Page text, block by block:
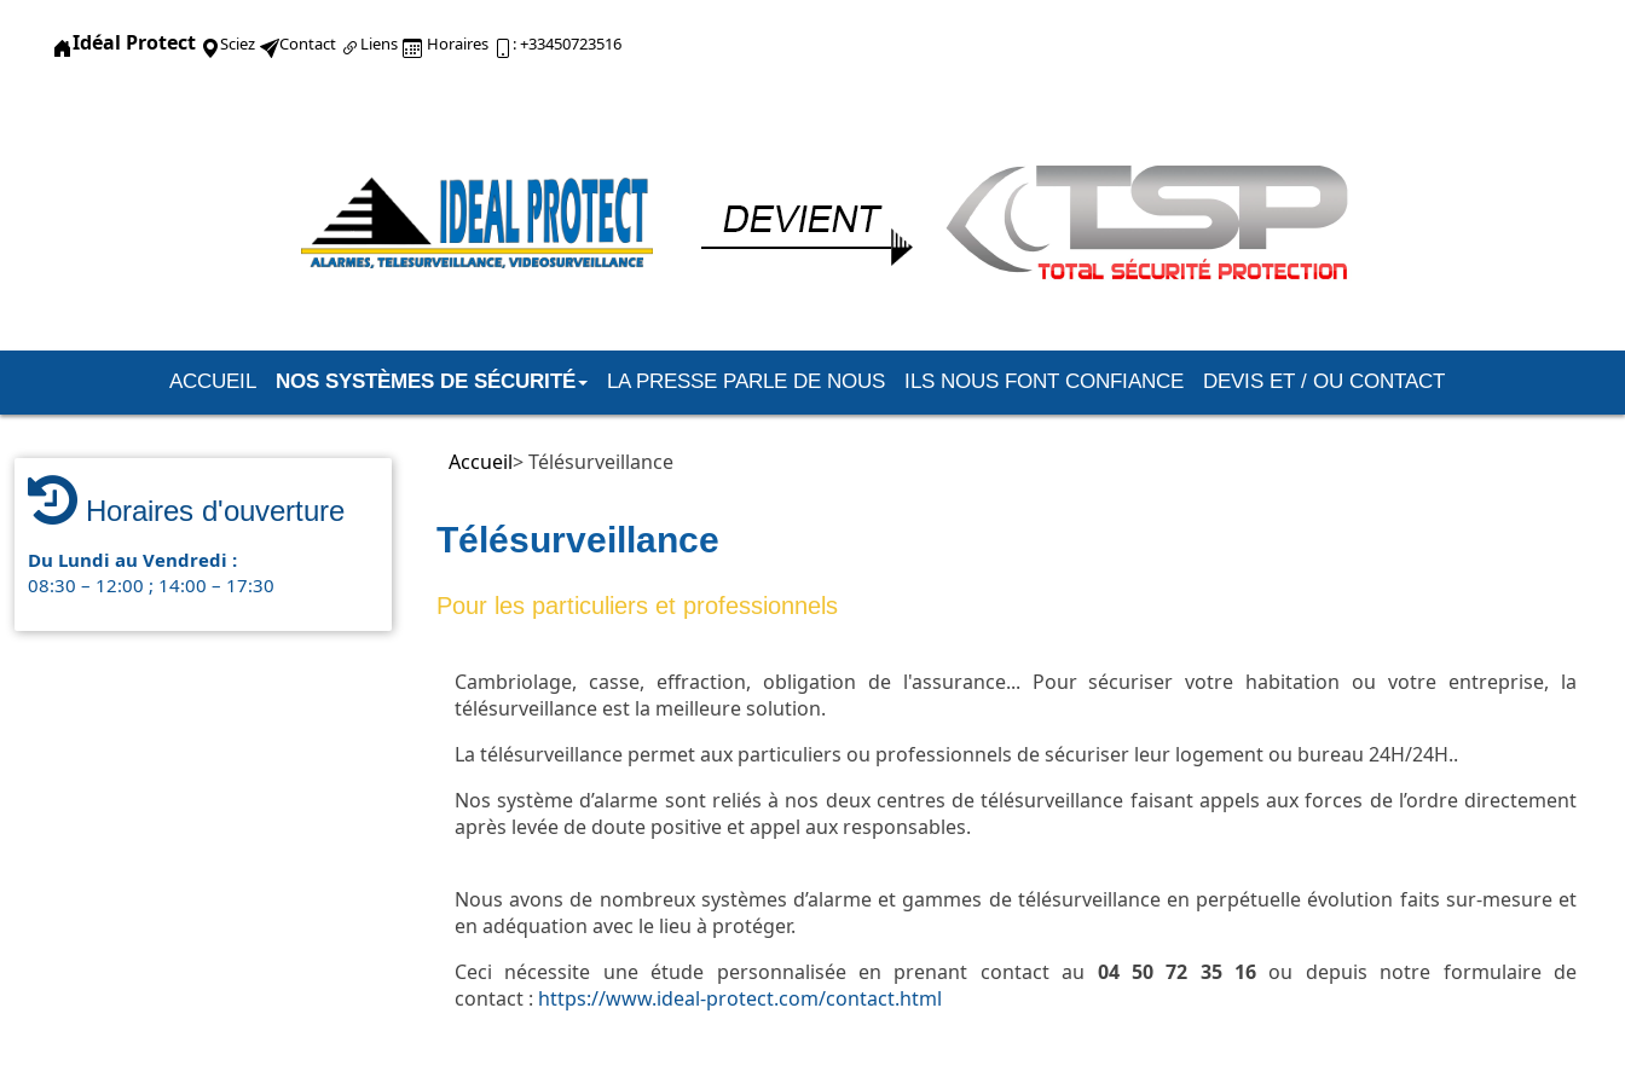
Idéal Protect Sciez Contact Liens Horaires : +33450723516
ACCUEIL NOS SYSTÈMES DE SÉCURITÉ LA PRESSE PARLE DE NOUS ILS NOUS FONT CONFIANCE DEVIS ET / OU CONTACT
Accueil> Télésurveillance
Télésurveillance
Pour les particuliers et professionnels
Cambriolage, casse, effraction, obligation de l'assurance... Pour sécuriser votre habitation ou votre entreprise, la
télésurveillance est la meilleure solution.
La télésurveillance permet aux particuliers ou professionnels de sécuriser leur logement ou bureau 24H/24H..
Nos système d’alarme sont reliés à nos deux centres de télésurveillance faisant appels aux forces de l’ordre directement
après levée de doute positive et appel aux responsables.
Nous avons de nombreux systèmes d’alarme et gammes de télésurveillance en perpétuelle évolution faits sur-mesure et
en adéquation avec le lieu à protéger.
Ceci nécessite une étude personnalisée en prenant contact au 04 50 72 35 16 ou depuis notre formulaire de
contact : https://www.ideal-protect.com/contact.html
Horaires d'ouverture
Du Lundi au Vendredi :
08:30 – 12:00 ; 14:00 – 17:30